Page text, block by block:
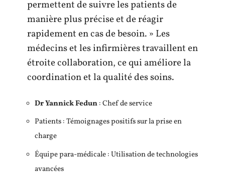
permettent de suivre les patients de
manière plus précise et de réagir
rapidement en cas de besoin. » Les
médecins et les infirmières travaillent en
étroite collaboration, ce qui améliore la
coordination et la qualité des soins.
Dr Yannick Fedun: Chef de service
Patients : Témoignages positifs sur la prise en
charge
Équipe para-médicale : Utilisation de technologies
avancées